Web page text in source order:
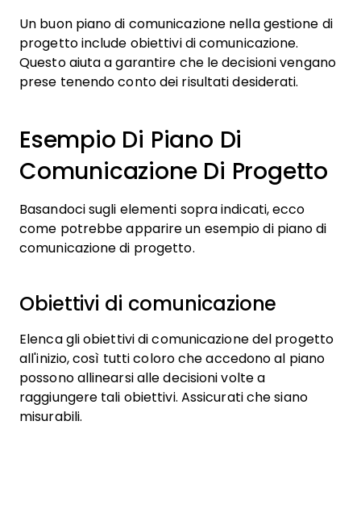
Un buon piano di comunicazione nella gestione di
progetto include obiettivi di comunicazione.
Questo aiuta a garantire che le decisioni vengano
prese tenendo conto dei risultati desiderati.
Esempio Di Piano Di
Comunicazione Di Progetto
Basandoci sugli elementi sopra indicati, ecco
come potrebbe apparire un esempio di piano di
comunicazione di progetto.
Obiettivi di comunicazione
Elenca gli obiettivi di comunicazione del progetto
all'inizio, così tutti coloro che accedono al piano
possono allinearsi alle decisioni volte a
raggiungere tali obiettivi. Assicurati che siano
misurabili.